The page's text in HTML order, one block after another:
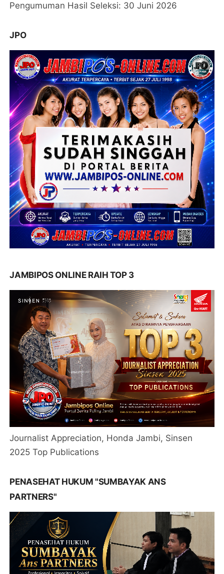
Pengumuman Hasil Seleksi: 30 Juni 2026
JPO
JAMBIPOS ONLINE RAIH TOP 3
Journalist Appreciation, Honda Jambi, Sinsen
2025 Top Publications
PENASEHAT HUKUM "SUMBAYAK ANS
PARTNERS"